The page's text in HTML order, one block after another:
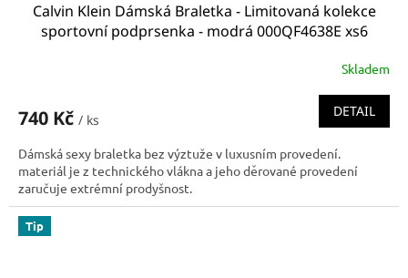
Calvin Klein Dámská Braletka - Limitovaná kolekce
sportovní podprsenka - modrá 000QF4638E xs6
Skladem
740 Kč / ks
DETAIL
Dámská sexy braletka bez výztuže v luxusním provedení.
materiál je z technického vlákna a jeho děrované provedení
zaručuje extrémní prodyšnost.
Tip